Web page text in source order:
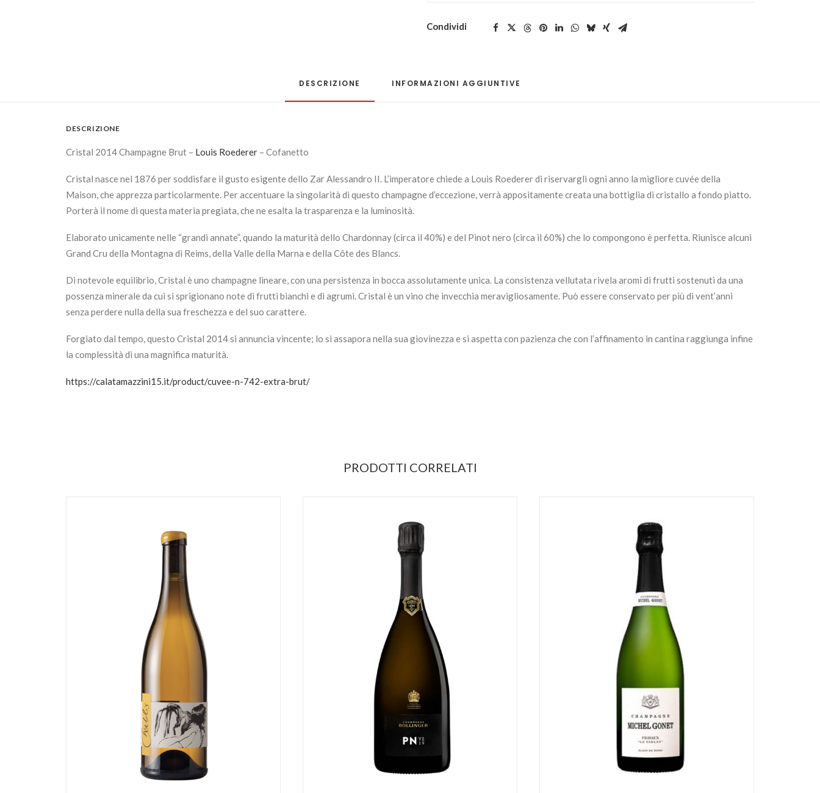
Condividi
DESCRIZIONE INFORMAZIONI AGGIUNTIVE
DESCRIZIONE
Cristal 2014 Champagne Brut – Louis Roederer – Cofanetto
Cristal nasce nel 1876 per soddisfare il gusto esigente dello Zar Alessandro II. L’imperatore chiede a Louis Roederer di riservargli ogni anno la migliore cuvée della
Maison, che apprezza particolarmente. Per accentuare la singolarità di questo champagne d’eccezione, verrà appositamente creata una bottiglia di cristallo a fondo piatto.
Porterà il nome di questa materia pregiata, che ne esalta la trasparenza e la luminosità.
Elaborato unicamente nelle “grandi annate”, quando la maturità dello Chardonnay (circa il 40%) e del Pinot nero (circa il 60%) che lo compongono è perfetta. Riunisce alcuni
Grand Cru della Montagna di Reims, della Valle della Marna e della Côte des Blancs.
Di notevole equilibrio, Cristal è uno champagne lineare, con una persistenza in bocca assolutamente unica. La consistenza vellutata rivela aromi di frutti sostenuti da una
possenza minerale da cui si sprigionano note di frutti bianchi e di agrumi. Cristal è un vino che invecchia meravigliosamente. Può essere conservato per più di vent’anni
senza perdere nulla della sua freschezza e del suo carattere.
Forgiato dal tempo, questo Cristal 2014 si annuncia vincente; lo si assapora nella sua giovinezza e si aspetta con pazienza che con l’affinamento in cantina raggiunga infine
la complessità di una magnifica maturità.
https://calatamazzini15.it/product/cuvee-n-742-extra-brut/
PRODOTTI CORRELATI